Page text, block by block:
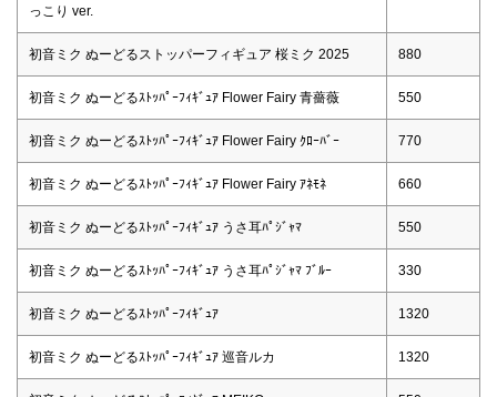
っこり ver.
初音ミク ぬーどるストッパーフィギュア 桜ミク 2025 880
初音ミク ぬーどるｽﾄｯﾊﾟｰﾌｨｷﾞｭｱ Flower Fairy 青薔薇 550
初音ミク ぬーどるｽﾄｯﾊﾟｰﾌｨｷﾞｭｱ Flower Fairy ｸﾛｰﾊﾞｰ 770
初音ミク ぬーどるｽﾄｯﾊﾟｰﾌｨｷﾞｭｱ Flower Fairy ｱﾈﾓﾈ 660
初音ミク ぬーどるｽﾄｯﾊﾟｰﾌｨｷﾞｭｱ うさ耳ﾊﾟｼﾞｬﾏ 550
初音ミク ぬーどるｽﾄｯﾊﾟｰﾌｨｷﾞｭｱ うさ耳ﾊﾟｼﾞｬﾏ ﾌﾞﾙｰ 330
初音ミク ぬーどるｽﾄｯﾊﾟｰﾌｨｷﾞｭｱ 1320
初音ミク ぬーどるｽﾄｯﾊﾟｰﾌｨｷﾞｭｱ 巡音ルカ 1320